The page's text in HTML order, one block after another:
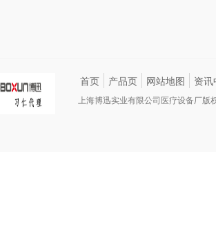
首页 产品页 网站地图 资讯
上海博迅实业有限公司医疗设备厂